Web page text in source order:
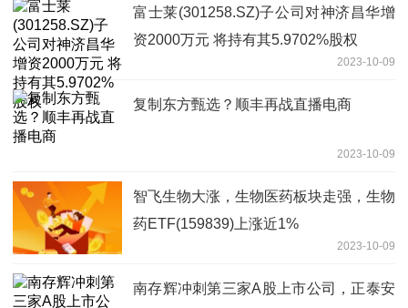
富士莱(301258.SZ)子公司对神济昌华增
资2000万元 将持有其5.9702%股权
2023-10-09
复制东方甄选？顺丰再战直播电商
2023-10-09
智飞生物大涨，生物医药板块走强，生物
药ETF(159839)上涨近1%
2023-10-09
南存辉冲刺第三家A股上市公司，正泰安